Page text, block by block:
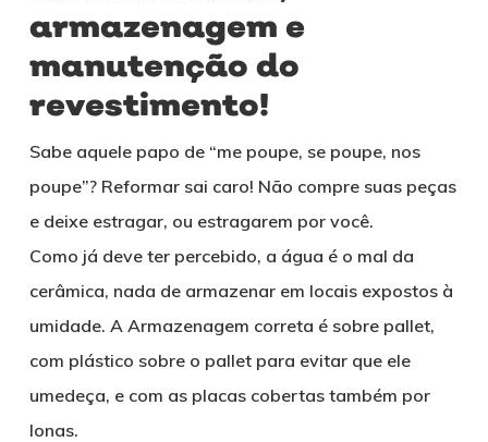
armazenagem e
manutenção do
revestimento!
Sabe aquele papo de “me poupe, se poupe, nos
poupe”? Reformar sai caro! Não compre suas peças
e deixe estragar, ou estragarem por você.
Como já deve ter percebido, a água é o mal da
cerâmica, nada de armazenar em locais expostos à
umidade. A Armazenagem correta é sobre pallet,
com plástico sobre o pallet para evitar que ele
umedeça, e com as placas cobertas também por
lonas.